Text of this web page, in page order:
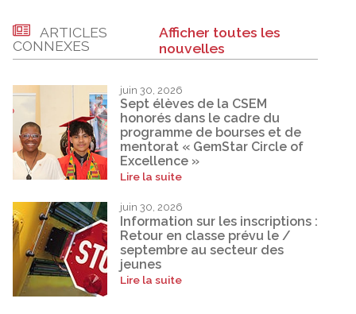
ARTICLES
CONNEXES
Afficher toutes les
nouvelles
juin 30, 2026
Sept élèves de la CSEM
honorés dans le cadre du
programme de bourses et de
mentorat « GemStar Circle of
Excellence »
Lire la suite
juin 30, 2026
Information sur les inscriptions :
Retour en classe prévu le /
septembre au secteur des
jeunes
Lire la suite